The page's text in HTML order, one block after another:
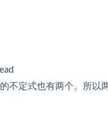
不定式也有两个。所